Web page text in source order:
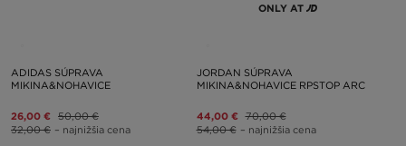
ADIDAS SÚPRAVA
MIKINA&NOHAVICE
26,00 € 50,00 €
32,00 € – najnižšia cena
ONLY AT
JORDAN SÚPRAVA
MIKINA&NOHAVICE RPSTOP ARC
44,00 € 70,00 €
54,00 € – najnižšia cena